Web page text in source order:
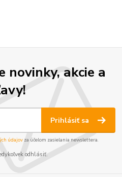
novinky, akcie a
Prihlásiť sa
údajov za účelom zasielania newslettera.
odhlásiť.